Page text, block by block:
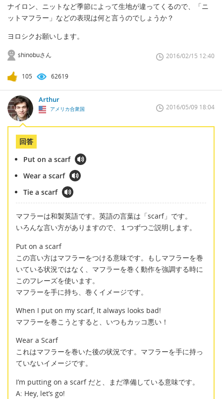
ナイロン、ニットなど季節によって生地が違ってくるので、「ニ
ットマフラー」などの表現は何と言うのでしょうか？
ヨロシクお願いします。
shinobuさん 2016/02/15 12:40
105 62619
Arthur
アメリカ合衆国 2016/05/09 18:04
回答
Put on a scarf
Wear a scarf
Tie a scarf
マフラーは和製英語です。英語の言葉は「scarf」です。
いろんな言い方がありますので、１つずつご説明します。
Put on a scarf
この言い方はマフラーをつける意味です。もしマフラーを巻
いている状況ではなく、マフラーを巻く動作を強調する時に
このフレーズを使います。
マフラーを手に持ち、巻くイメージです。
When I put on my scarf, It always looks bad!
マフラーを巻こうとすると、いつもカッコ悪い！
Wear a Scarf
これはマフラーを巻いた後の状況です。マフラーを手に持っ
ていないイメージです。
I’m putting on a scarf だと、まだ準備している意味です。
A: Hey, let’s go!